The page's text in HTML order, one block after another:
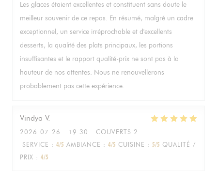
Les glaces étaient excellentes et constituent sans doute le
meilleur souvenir de ce repas. En résumé, malgré un cadre
exceptionnel, un service irréprochable et d'excellents
desserts, la qualité des plats principaux, les portions
insuffisantes et le rapport qualité-prix ne sont pas à la
hauteur de nos attentes. Nous ne renouvellerons
probablement pas cette expérience.
Vindya V
2026-07-26 - 19:30 - COUVERTS 2
SERVICE : 4/5 AMBIANCE : 4/5 CUISINE : 5/5 QUALITÉ /
PRIX : 4/5